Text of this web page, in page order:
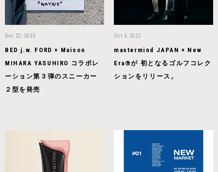
Dec 22, 2023
BED j.w. FORD × Maison
MIHARA YASUHIRO コラボレ
ーション第３弾のスニーカー
２型を発売
Oct 3, 2022
mastermind JAPAN × New
Era®が 初となるゴルフコレク
ションをリリース。